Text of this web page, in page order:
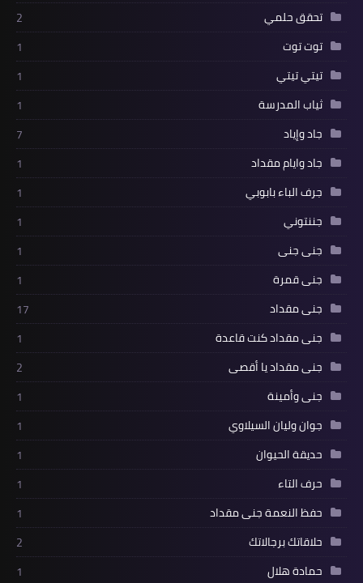
تحقق حلمي
2
توت توت
1
تيتي تيتي
1
ثياب المدرسة
1
جاد وإياد
7
جاد وايام مقداد
1
جرف الباء بابوبي
1
جننتوني
1
جنى جنى
1
جنى قمرة
1
جنى مقداد
17
جنى مقداد كنت قاعدة
1
جنى مقداد يا أقصى
2
جنى وأمينة
1
جوان وليان السيلاوي
1
حديقة الحيوان
1
حرف التاء
1
حفظ النعمة جنى مقداد
1
حلاقاتك برجالاتك
2
حمادة هلال
1